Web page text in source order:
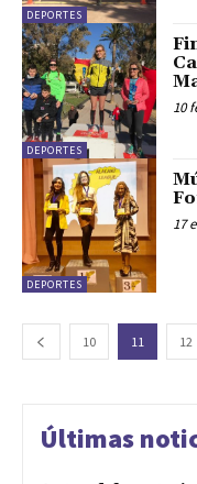
DEPORTES
DEPORTES
10
DEPORTES
17
10 11 12
Últimas